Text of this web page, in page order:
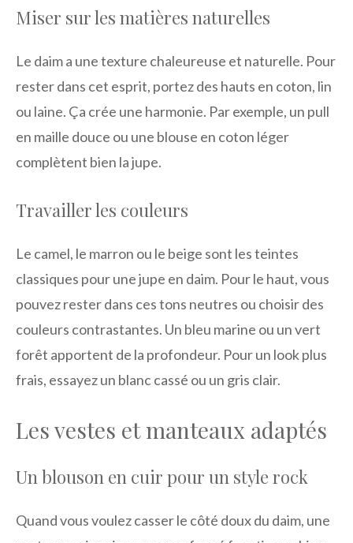
Miser sur les matières naturelles
Le daim a une texture chaleureuse et naturelle. Pour
rester dans cet esprit, portez des hauts en coton, lin
ou laine. Ça crée une harmonie. Par exemple, un pull
en maille douce ou une blouse en coton léger
complètent bien la jupe.
Travailler les couleurs
Le camel, le marron ou le beige sont les teintes
classiques pour une jupe en daim. Pour le haut, vous
pouvez rester dans ces tons neutres ou choisir des
couleurs contrastantes. Un bleu marine ou un vert
forêt apportent de la profondeur. Pour un look plus
frais, essayez un blanc cassé ou un gris clair.
Les vestes et manteaux adaptés
Un blouson en cuir pour un style rock
Quand vous voulez casser le côté doux du daim, une